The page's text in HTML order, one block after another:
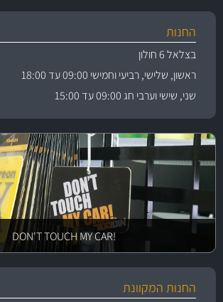
החנות
בצלאל 6 חולון
ראשון, שלישי, רביעי וחמישי 09:00 עד 18:00
שני, שישי וערבי חג 09:00 עד 15:00
!DON'T TOUCH MY CAR
החנות המקוונת